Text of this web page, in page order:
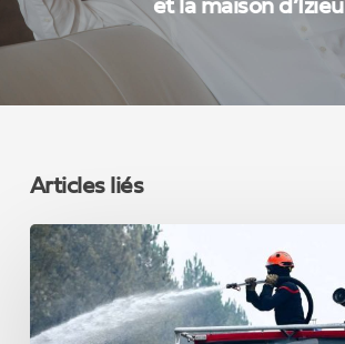
et la maison d’Izieu
Articles liés
INCENDIES
EN
FRANCE
:
la